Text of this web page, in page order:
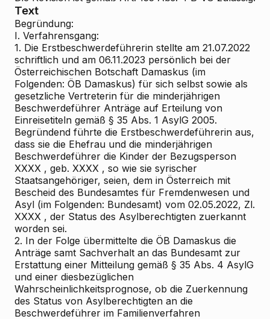
Text
Begründung:
I. Verfahrensgang:
1. Die Erstbeschwerdeführerin stellte am 21.07.2022
schriftlich und am 06.11.2023 persönlich bei der
Österreichischen Botschaft Damaskus (im
Folgenden: ÖB Damaskus) für sich selbst sowie als
gesetzliche Vertreterin für die minderjährigen
Beschwerdeführer Anträge auf Erteilung von
Einreisetiteln gemäß § 35 Abs. 1 AsylG 2005.
Begründend führte die Erstbeschwerdeführerin aus,
dass sie die Ehefrau und die minderjährigen
Beschwerdeführer die Kinder der Bezugsperson
XXXX , geb. XXXX , so wie sie syrischer
Staatsangehöriger, seien, dem in Österreich mit
Bescheid des Bundesamtes für Fremdenwesen und
Asyl (im Folgenden: Bundesamt) vom 02.05.2022, Zl.
XXXX , der Status des Asylberechtigten zuerkannt
worden sei.
2. In der Folge übermittelte die ÖB Damaskus die
Anträge samt Sachverhalt an das Bundesamt zur
Erstattung einer Mitteilung gemäß § 35 Abs. 4 AsylG
und einer diesbezüglichen
Wahrscheinlichkeitsprognose, ob die Zuerkennung
des Status von Asylberechtigten an die
Beschwerdeführer im Familienverfahren